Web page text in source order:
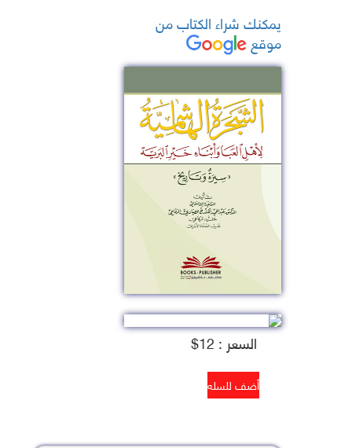
يمكنك شراء الكتاب من
موقع
السعر : 12$